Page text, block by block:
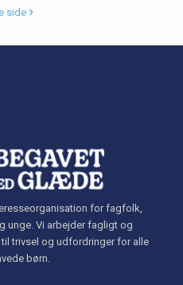
side
for fagfolk,
unge. Vi arbejder fagligt og
trivsel og udfordringer for alle
børn.